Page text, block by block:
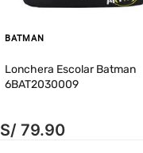
BATMAN
Lonchera Escolar Batman
6BAT2030009
S/ 79.90